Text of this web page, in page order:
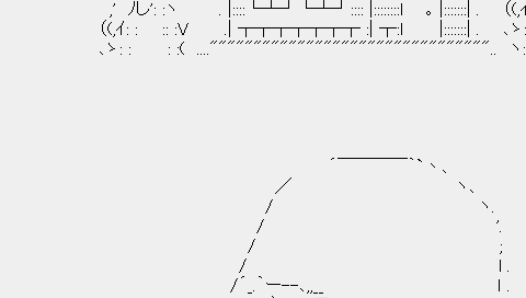
,' ﾉし': :ヽ . |::::└┴┘└┴┘:::: |::::::::l ｡ |:::::::| . （(,
（(,ｲ: : :: :V .| ┬┬┬┬┬┬┬ :| ┬:l |:::::::| . ､
､ゝ: : : :( ...."""""""""""""""""""""""""""""""".. ヽ:
´￣￣￣￣｀`丶､
／ ヽ､
/ ヽ.
/ '.
/ ; ＼ヽ l｜l｜l｜l｜l｜l｜l
/ l .
/´_.｀ー--､,,__ ｌ . 二 俺、もう